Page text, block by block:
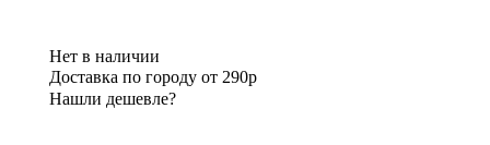
Нет в наличии
Доставка по городу от 290р
Нашли дешевле?